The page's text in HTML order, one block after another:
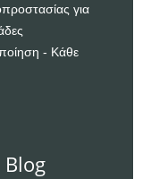
για
- Κάθε
Blog